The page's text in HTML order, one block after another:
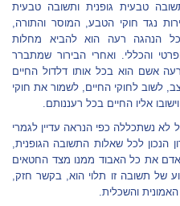
טבעית גופנית ותשובה טבעית
נגד חוקי הטבע, המוסר והתורה,
הנהגה רעה הוא להביא מחלות
והכללי. ואחרי הבירור שמתברר
אשם הוא בכל אותו דלדול החיים
לשוב לחוקי החיים, לשמור את חוקי
אליו החיים בכל רעננותם.
נשתכללה כפי הנראה עדיין לגמרי
הנכון לכל שאלות התשובה הגופנית,
את כל האבוד ממנו מצד החטאים
של תשובה זו תלוי הוא, בקשר חזק,
והשכלית.